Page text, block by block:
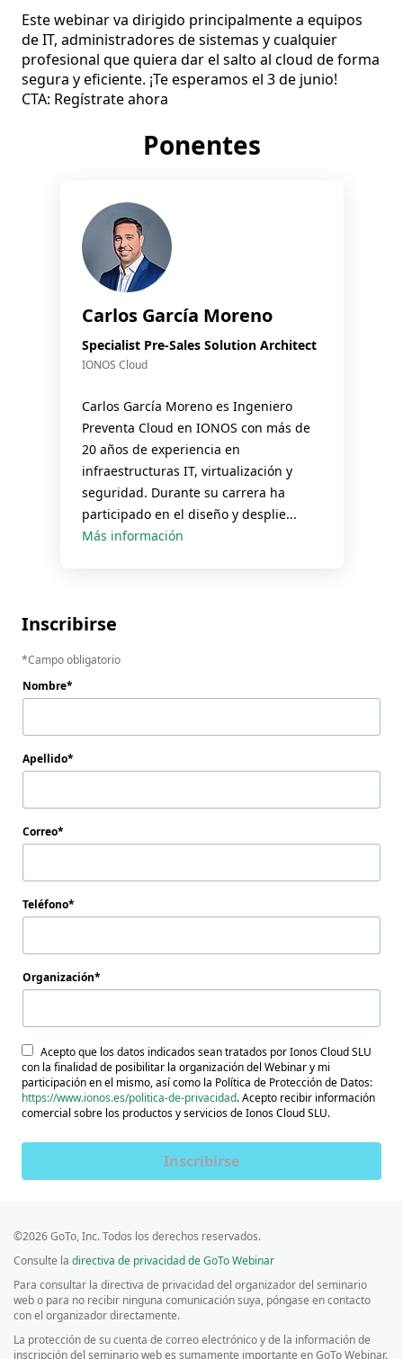
Este webinar va dirigido principalmente a equipos
de IT, administradores de sistemas y cualquier
profesional que quiera dar el salto al cloud de forma
segura y eficiente. ¡Te esperamos el 3 de junio!
CTA: Regístrate ahora
Ponentes
Carlos García Moreno
Specialist Pre-Sales Solution Architect
IONOS Cloud
Carlos García Moreno es Ingeniero
Preventa Cloud en IONOS con más de
20 años de experiencia en
infraestructuras IT, virtualización y
seguridad. Durante su carrera ha
participado en el diseño y desplie...
Más información
Inscribirse
Campo obligatorio
Nombre
Apellido
Correo
Teléfono
Organización
Acepto que los datos indicados sean tratados por Ionos Cloud SLU
con la finalidad de posibilitar la organización del Webinar y mi
participación en el mismo, así como la Política de Protección de Datos:
https://www.ionos.es/politica-de-privacidad. Acepto recibir información
comercial sobre los productos y servicios de Ionos Cloud SLU.
Inscribirse
©2026 GoTo, Inc. Todos los derechos reservados.
Consulte la directiva de privacidad de GoTo Webinar
Para consultar la directiva de privacidad del organizador del seminario
web o para no recibir ninguna comunicación suya, póngase en contacto
con el organizador directamente.
La protección de su cuenta de correo electrónico y de la información de
inscripción del seminario web es sumamente importante en GoTo Webinar.